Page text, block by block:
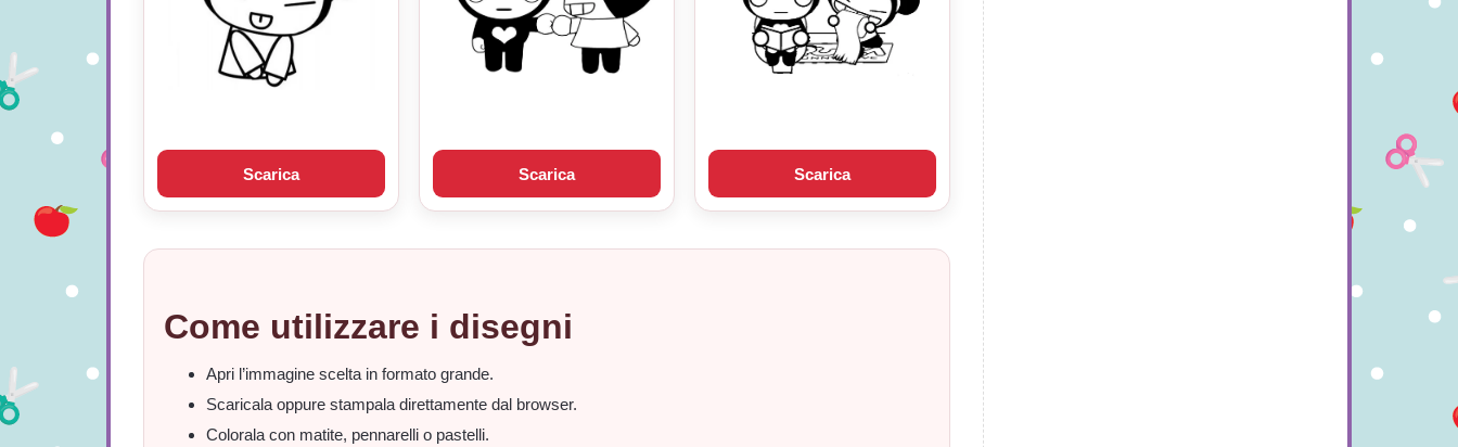
Scarica Scarica Scarica
Come utilizzare i disegni
Apri l’immagine scelta in formato grande.
Scaricala oppure stampala direttamente dal browser.
Colorala con matite, pennarelli o pastelli.